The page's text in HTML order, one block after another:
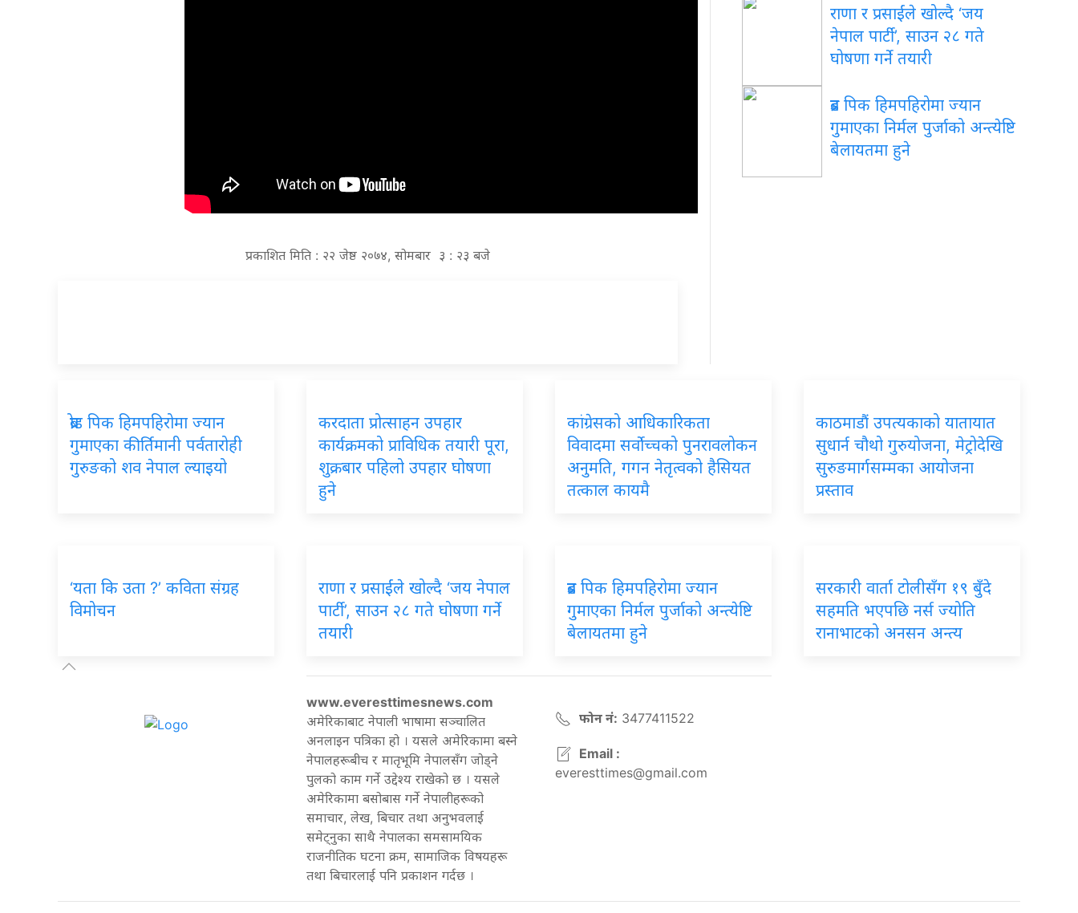
प्रकाशित मिति : २२ जेष्ठ २०७४, सोमबार ३ : २३ बजे
राणा र प्रसाईंले खोल्दै ‘जय
नेपाल पार्टी’, साउन २८ गते
घोषणा गर्ने तयारी
ब्रड पिक हिमपहिरोमा ज्यान
गुमाएका निर्मल पुर्जाको अन्त्येष्टि
बेलायतमा हुने
ब्रोड पिक हिमपहिरोमा ज्यान
गुमाएका कीर्तिमानी पर्वतारोही
गुरुङको शव नेपाल ल्याइयो
करदाता प्रोत्साहन उपहार
कार्यक्रमको प्राविधिक तयारी पूरा,
शुक्रबार पहिलो उपहार घोषणा
हुने
कांग्रेसको आधिकारिकता
विवादमा सर्वोच्चको पुनरावलोकन
अनुमति, गगन नेतृत्वको हैसियत
तत्काल कायमै
काठमाडौं उपत्यकाको यातायात
सुधार्न चौथो गुरुयोजना, मेट्रोदेखि
सुरुङमार्गसम्मका आयोजना
प्रस्ताव
‘यता कि उता ?’ कविता संग्रह
विमोचन
राणा र प्रसाईंले खोल्दै ‘जय नेपाल
पार्टी’, साउन २८ गते घोषणा गर्ने
तयारी
ब्रड पिक हिमपहिरोमा ज्यान
गुमाएका निर्मल पुर्जाको अन्त्येष्टि
बेलायतमा हुने
सरकारी वार्ता टोलीसँग १९ बुँदे
सहमति भएपछि नर्स ज्योति
रानाभाटको अनसन अन्त्य
www.everesttimesnews.com
अमेरिकाबाट नेपाली भाषामा सञ्चालित
अनलाइन पत्रिका हो । यसले अमेरिकामा बस्ने
नेपालहरूबीच र मातृभूमि नेपालसँग जोड्ने
पुलको काम गर्ने उद्देश्य राखेको छ । यसले
अमेरिकामा बसोबास गर्ने नेपालीहरूको
समाचार, लेख, बिचार तथा अनुभवलाई
समेट्नुका साथै नेपालका समसामयिक
राजनीतिक घटना क्रम, सामाजिक विषयहरू
तथा बिचारलाई पनि प्रकाशन गर्दछ ।
फोन नं: 3477411522
Email :
everesttimes@gmail.com